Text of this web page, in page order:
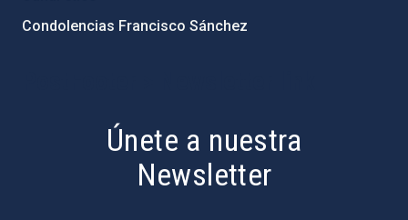
Condolencias Francisco Sánchez
Únete a nuestra
Newsletter